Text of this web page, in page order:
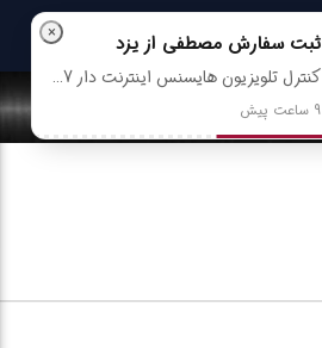
× ثبت سفارش مصطفی از یزد
کنترل تلویزیون هایسنس اینترنت دار Hisense EN2B27 + باتری رایگان رو خرید کرد
9 ساعت پیش